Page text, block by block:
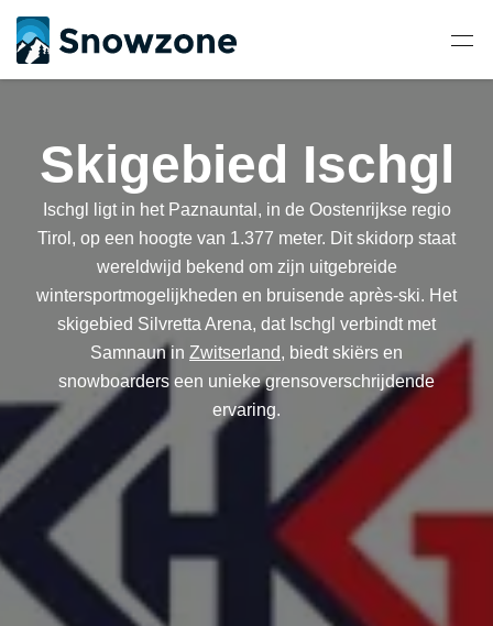
Skigebied Ischgl
Ischgl ligt in het Paznauntal, in de Oostenrijkse regio
Tirol, op een hoogte van 1.377 meter. Dit skidorp staat
wereldwijd bekend om zijn uitgebreide
wintersportmogelijkheden en bruisende après-ski. Het
skigebied Silvretta Arena, dat Ischgl verbindt met
Samnaun in Zwitserland, biedt skiërs en
snowboarders een unieke grensoverschrijdende
ervaring.